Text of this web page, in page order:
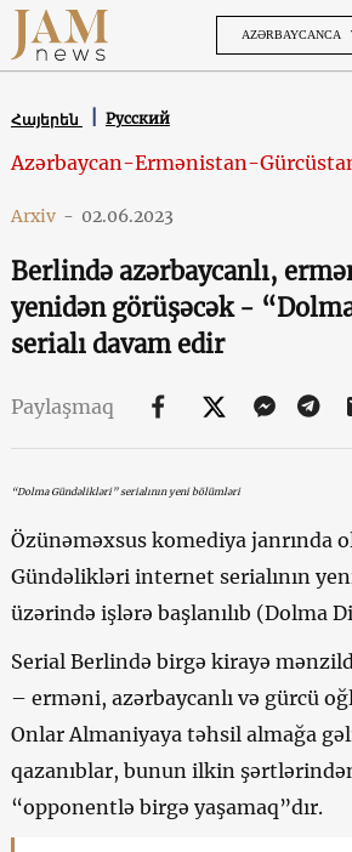
AZƏRBAYCANCA
Հայերեն Русский
Azərbaycan-Ermənistan-
Arxiv - 02.06.2023
Berlində azərbaycanlı,
yenidən görüşəcək -
serialı davam edir
Paylaşmaq
“Dolma Gündəlikləri” serialının yeni bölümləri
Özünəməxsus komediya janrında
Gündəlikləri internet serialının
üzərində işlərə başlanılıb (Dolma
Serial Berlində birgə kirayə
– erməni, azərbaycanlı və gürcü
Onlar Almaniyaya təhsil almağa
qazanıblar, bunun ilkin
“opponentlə birgə yaşamaq”dır.